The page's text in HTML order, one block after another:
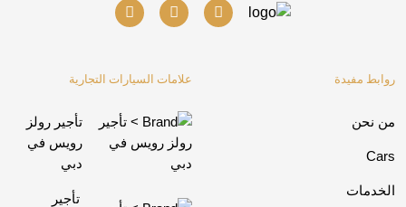
روابط مفيدة
من نحن
Cars
الخدمات
علامات السيارات التجارية
تأجير رولز
رويس في
دبي
تأجير